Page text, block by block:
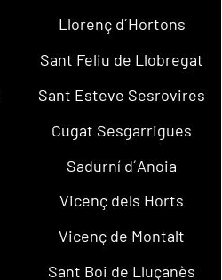
Llorenç d´Hortons
Sant Feliu de Llobregat
Sant Esteve Sesrovires
Cugat Sesgarrigues
Sadurní d´Anoia
Vicenç dels Horts
Vicenç de Montalt
Sant Boi de Lluçanès